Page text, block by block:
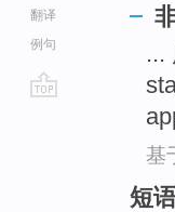
翻译
例句
...
基
短